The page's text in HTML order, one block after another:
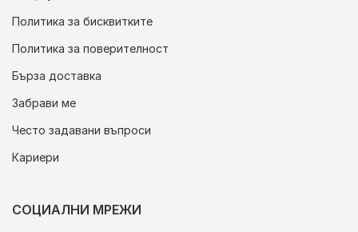
Политика за бисквитките
Политика за поверителност
Бърза доставка
Забрави ме
Често задавани въпроси
Кариери
СОЦИАЛНИ МРЕЖИ